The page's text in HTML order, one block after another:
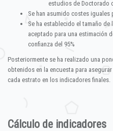
estudios de Doctorado
Se han asumido costes
Se ha establecido el tamaño
aceptado para una estimación
confianza del 95%
Posteriormente se ha realizado una
obtenidos en la encuesta para
cada estrato en los indicadores finales.
Cálculo de indicadores